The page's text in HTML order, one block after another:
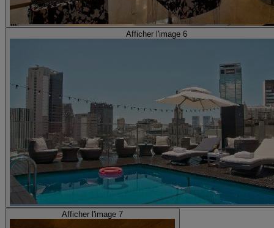
Afficher l'image 6
Afficher l'image 7